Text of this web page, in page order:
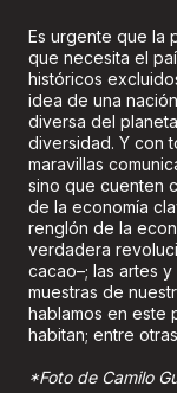
Es urgente que la
que necesita el
históricos
idea de una
diversa del
diversidad. Y con
maravillas
sino que cuenten
de la economía
renglón de la
verdadera
cacao–; las artes
muestras de
hablamos en este
habitan; entre
*Foto de Camilo